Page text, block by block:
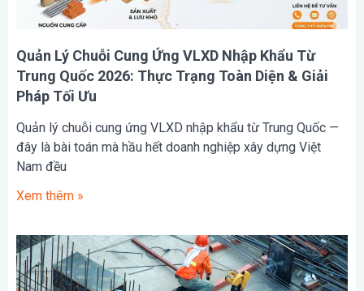
Quản Lý Chuỗi Cung Ứng VLXD Nhập Khẩu Từ
Trung Quốc 2026: Thực Trạng Toàn Diện & Giải
Pháp Tối Ưu
Quản lý chuỗi cung ứng VLXD nhập khẩu từ Trung Quốc —
đây là bài toán mà hầu hết doanh nghiệp xây dựng Việt
Nam đều
Xem thêm »